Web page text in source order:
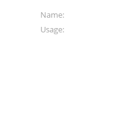
Name:
Usage: